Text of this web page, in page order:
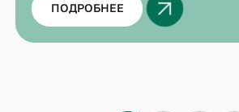
ПОДРОБНЕЕ